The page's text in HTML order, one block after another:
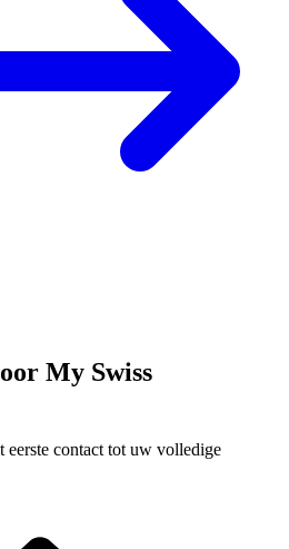
My Swiss
eerste contact tot uw volledige